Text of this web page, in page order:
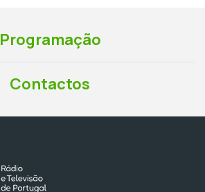
Programação
Contactos